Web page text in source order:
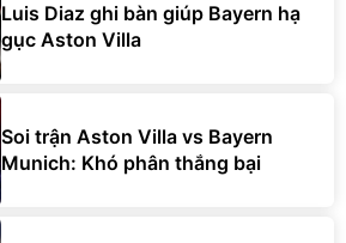
Luis Diaz ghi bàn giúp Bayern hạ
gục Aston Villa
Soi trận Aston Villa vs Bayern
Munich: Khó phân thắng bại